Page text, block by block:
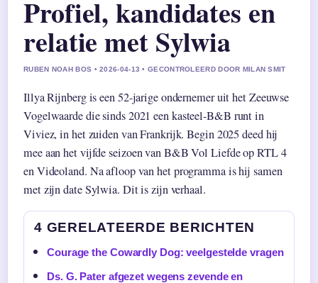
Profiel, kandidates en
relatie met Sylwia
RUBEN NOAH BOS • 2026-04-13 • GECONTROLEERD DOOR MILAN SMIT
Illya Rijnberg is een 52-jarige ondernemer uit het Zeeuwse
Vogelwaarde die sinds 2021 een kasteel-B&B runt in
Viviez, in het zuiden van Frankrijk. Begin 2025 deed hij
mee aan het vijfde seizoen van B&B Vol Liefde op RTL 4
en Videoland. Na afloop van het programma is hij samen
met zijn date Sylwia. Dit is zijn verhaal.
4 GERELATEERDE BERICHTEN
Courage the Cowardly Dog: veelgestelde vragen
Ds. G. Pater afgezet wegens zevende en